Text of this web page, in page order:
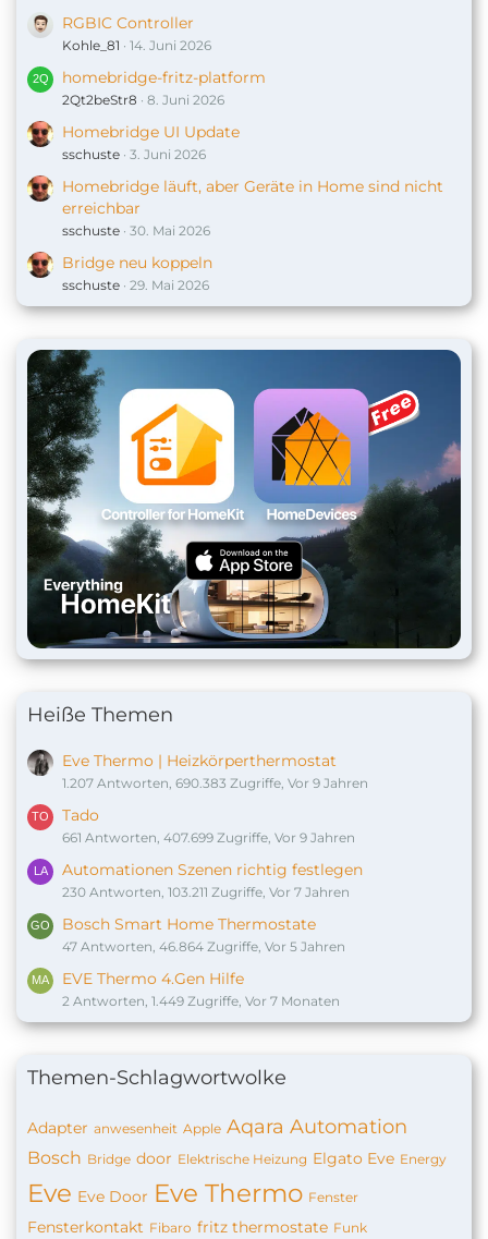
RGBIC Controller
Kohle_81 14. Juni 2026
homebridge-fritz-platform
2Qt2beStr8 8. Juni 2026
Homebridge UI Update
sschuste 3. Juni 2026
Homebridge läuft, aber Geräte in Home sind nicht
erreichbar
sschuste 30. Mai 2026
Bridge neu koppeln
sschuste 29. Mai 2026
Heiße Themen
Eve Thermo | Heizkörperthermostat
1.207 Antworten, 690.383 Zugriffe, Vor 9 Jahren
Tado
661 Antworten, 407.699 Zugriffe, Vor 9 Jahren
Automationen Szenen richtig festlegen
230 Antworten, 103.211 Zugriffe, Vor 7 Jahren
Bosch Smart Home Thermostate
47 Antworten, 46.864 Zugriffe, Vor 5 Jahren
EVE Thermo 4.Gen Hilfe
2 Antworten, 1.449 Zugriffe, Vor 7 Monaten
Themen-Schlagwortwolke
Adapter anwesenheit Apple Aqara Automation
Bosch Bridge door Elektrische Heizung Elgato Eve Energy
Eve Eve Door Eve Thermo Fenster
Fensterkontakt Fibaro fritz thermostate Funk